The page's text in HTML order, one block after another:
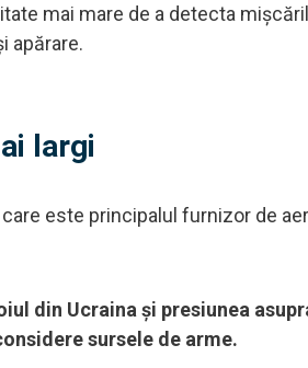
mai mare de a detecta
apărare.
largi
este principalul furnizor de
din Ucraina și presiunea
sursele de arme.